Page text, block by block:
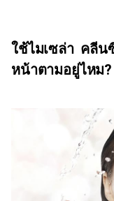
ใช้ไมเซล่า คลีน
หน้าตามอยู่ไหม?